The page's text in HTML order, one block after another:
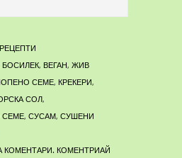
РЕЦЕПТИ
БОСИЛЕК, ВЕГАН, ЖИВ
СЕМЕ, КРЕКЕРИ,
СОЛ,
СЕМЕ, СУСАМ, СУШЕНИ
КОМЕНТАРИ. КОМЕНТРИАЙ